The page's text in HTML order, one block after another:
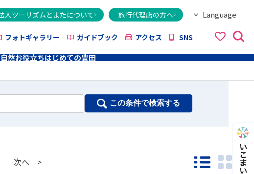
人ツーリズムとよたについて 旅行代理店の方へ
Language
ქართული
フォトギャラリー ガイドブック アクセス SNS
然お役立ちはじめての豊田
この条件で検索する
次へ > 一覧モード